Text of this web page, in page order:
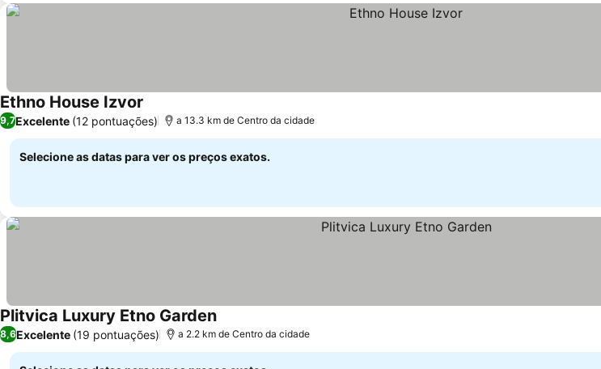
Ethno House Izvor
9,7Excelente (12 pontuações) a 13.3 km de Centro da cidade
Selecione as datas para ver os preços exatos.
Plitvica Luxury Etno Garden
8,6Excelente (19 pontuações) a 2.2 km de Centro da cidade